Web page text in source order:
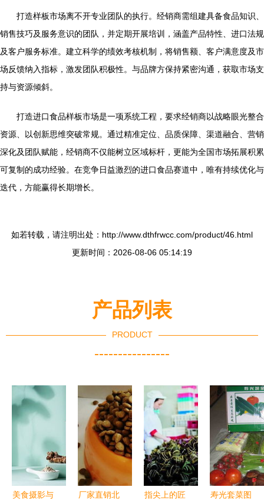
打造样板市场离不开专业团队的执行。经销商需组建具备食品知识、
销售技巧及服务意识的团队，并定期开展培训，涵盖产品特性、进口法规
及客户服务标准。建立科学的绩效考核机制，将销售额、客户满意度及市
场反馈纳入指标，激发团队积极性。与品牌方保持紧密沟通，获取市场支
持与资源倾斜。
打造进口食品样板市场是一项系统工程，要求经销商以战略眼光整合
资源、以创新思维突破常规。通过精准定位、品质保障、渠道融合、营销
深化及团队赋能，经销商不仅能树立区域标杆，更能为全国市场拓展积累
可复制的成功经验。在竞争日益激烈的进口食品赛道中，唯有持续优化与
迭代，方能赢得长期增长。
如若转载，请注明出处：http://www.dthfrwcc.com/product/46.html
更新时间：2026-08-06 05:14:19
产品列表
PRODUCT
----------------
美食摄影与
厂家直销北
指尖上的匠
寿光套菜图